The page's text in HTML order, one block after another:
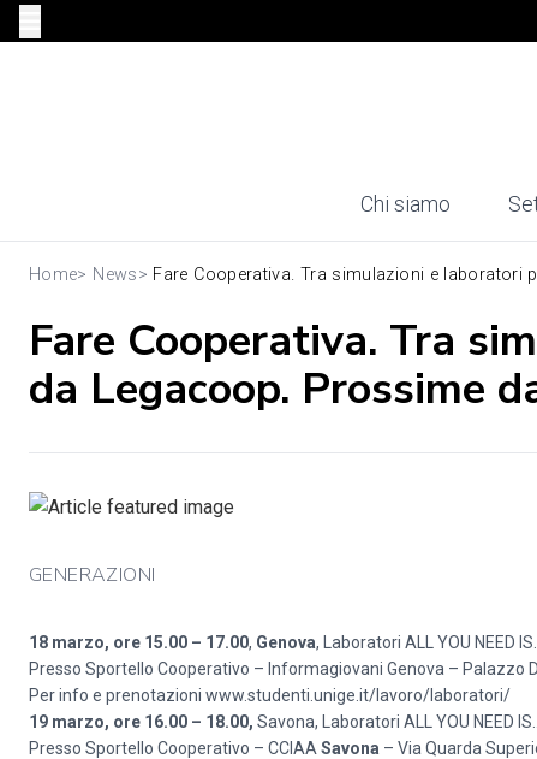
Chi siamo
Home> News> Fare Cooperativa. Tra simulazioni e laboratori
Fare Cooperativa. Tra
da Legacoop. Prossime
GENERAZIONI
18 marzo, ore 15.00 – 17.00, Genova, Laboratori ALL YOU NEED
Presso Sportello Cooperativo – Informagiovani Genova – Palazzo
Per info e prenotazioni www.studenti.unige.it/lavoro/laboratori/
19 marzo, ore 16.00 – 18.00, Savona, Laboratori ALL YOU NEED
Presso Sportello Cooperativo – CCIAA Savona – Via Quarda